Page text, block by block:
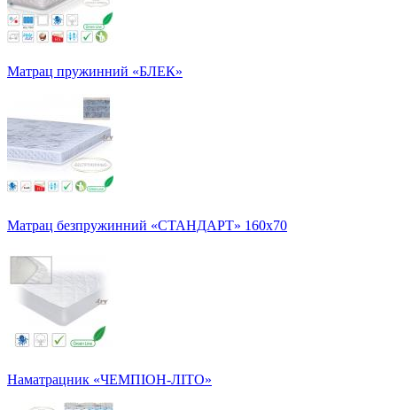
Матрац пружинний «БЛЕК»
Матрац безпружинний «СТАНДАРТ» 160х70
Наматрацник «ЧЕМПІОН-ЛІТО»